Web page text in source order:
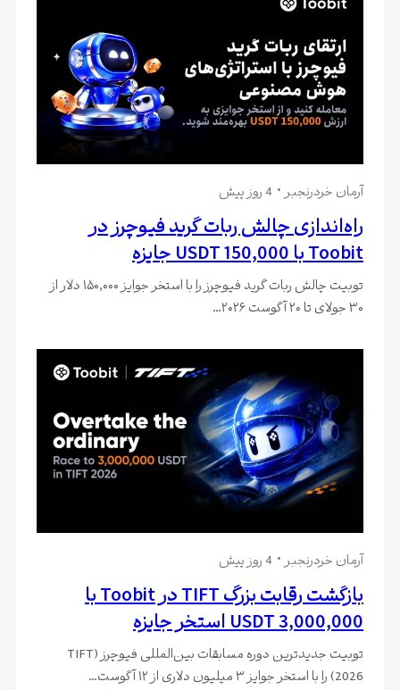
آرمان خردرنجبر 4 روز پیش
راه‌اندازی چالش ربات گرید فیوچرز در
Toobit با 150,000 USDT جایزه
توبیت چالش ربات گرید فیوچرز را با استخر جوایز ۱۵۰,۰۰۰ دلار از
۳۰ جولای تا ۲۰ آگوست ۲۰۲۶…
آرمان خردرنجبر 4 روز پیش
بازگشت رقابت بزرگ TIFT در Toobit با
3,000,000 USDT استخر جایزه
توبیت جدیدترین دوره مسابقات بین‌المللی فیوچرز (TIFT
2026) را با استخر جوایز ۳ میلیون دلاری از ۱۲ آگوست…